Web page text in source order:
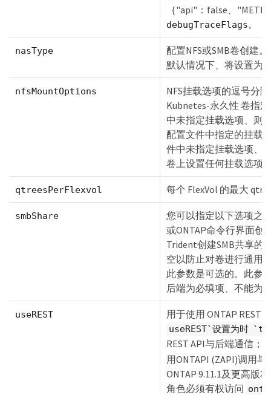
｛"api"：false、
debugTraceFlags。
nasType
配置NFS或SMB卷创建
默认情况下、将设置为
nfsMountOptions
NFS挂载选项的逗号分
Kubnetes-永久性 卷指
中未指定挂载选项、则
配置文件中指定的挂载
件中未指定挂载选项、
卷上设置任何挂载选项
qtreesPerFlexvol 每个 FlexVol 的最大
smbShare
您可以指定以下选项之
或ONTAP命令行界面创
Trident创建SMB共享的
空以防止对卷进行通用
此参数是可选的。此参
后端为必填项、不能为
useREST 用于使用 ONTAP REST
useREST`设置为时
REST API与后端通信；
用ONTAPI (ZAPI)调用
ONTAP 9.11.1及更高版
角色必须有权访问